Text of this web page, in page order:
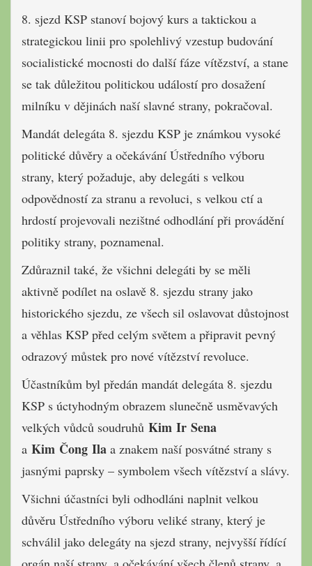
8. sjezd KSP stanoví bojový kurs a taktickou a
strategickou linii pro spolehlivý vzestup budování
socialistické mocnosti do další fáze vítězství, a stane
se tak důležitou politickou událostí pro dosažení
milníku v dějinách naší slavné strany, pokračoval.
Mandát delegáta 8. sjezdu KSP je známkou vysoké
politické důvěry a očekávání Ústředního výboru
strany, který požaduje, aby delegáti s velkou
odpovědností za stranu a revoluci, s velkou ctí a
hrdostí projevovali nezištné odhodlání při provádění
politiky strany, poznamenal.
Zdůraznil také, že všichni delegáti by se měli
aktivně podílet na oslavě 8. sjezdu strany jako
historického sjezdu, ze všech sil oslavovat důstojnost
a věhlas KSP před celým světem a připravit pevný
odrazový můstek pro nové vítězství revoluce.
Účastníkům byl předán mandát delegáta 8. sjezdu
KSP s úctyhodným obrazem slunečně usměvavých
velkých vůdců soudruhů Kim Ir Sena
a Kim Čong Ila a znakem naší posvátné strany s
jasnými paprsky – symbolem všech vítězství a slávy.
Všichni účastníci byli odhodláni naplnit velkou
důvěru Ústředního výboru veliké strany, který je
schválil jako delegáty na sjezd strany, nejvyšší řídící